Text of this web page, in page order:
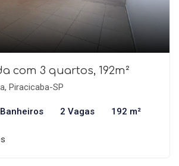
com 3 quartos, 192m²
Piracicaba-SP
2 Vagas 192 m²